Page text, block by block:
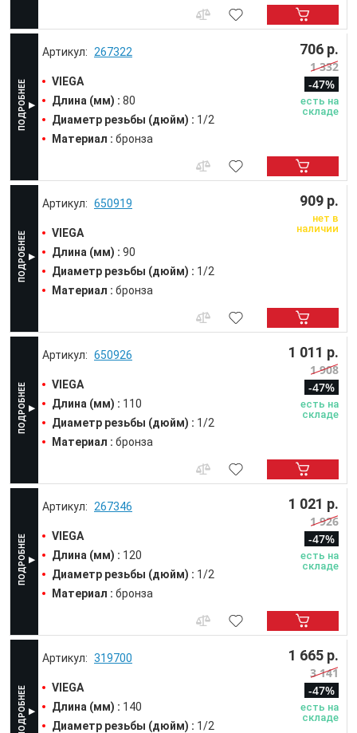
267322
VIEGA
Длина (мм) : 80
Диаметр резьбы (дюйм) : 1/2
Материал : бронза
706 р.
1 332
-47%
есть на
складе
650919
VIEGA
Длина (мм) : 90
Диаметр резьбы (дюйм) : 1/2
Материал : бронза
909 р.
нет в
наличии
650926
VIEGA
Длина (мм) : 110
Диаметр резьбы (дюйм) : 1/2
Материал : бронза
1 011 р.
1 908
-47%
есть на
складе
267346
VIEGA
Длина (мм) : 120
Диаметр резьбы (дюйм) : 1/2
Материал : бронза
1 021 р.
1 926
-47%
есть на
складе
319700
VIEGA
Длина (мм) : 140
Диаметр резьбы (дюйм) : 1/2
1 665 р.
3 141
-47%
есть на
складе